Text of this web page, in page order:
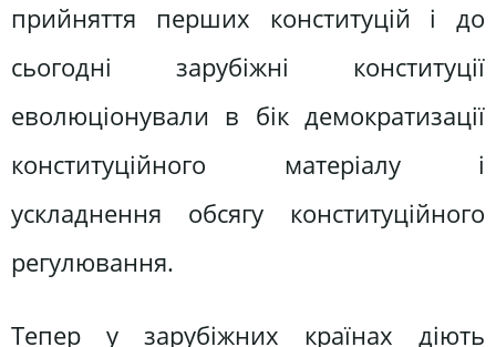
прийняття перших конституцій і до
сьогодні зарубіжні конституції
еволюціонували в бік демократизації
конституційного матеріалу і
ускладнення обсягу конституційного
регулювання.
Тепер у зарубіжних країнах діють